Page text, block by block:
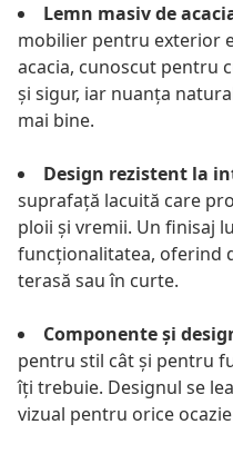
Lemn masiv de
mobilier pentru exterior
acacia, cunoscut pentru
și sigur, iar nuanța
mai bine.
Design rezistent la
suprafață lacuită care
ploii și vremii. Un finisaj
funcționalitatea, oferind
terasă sau în curte.
Componente și
pentru stil cât și pentru
îți trebuie. Designul se
vizual pentru orice